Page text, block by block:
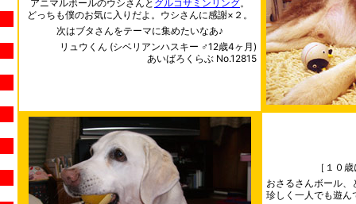
アニマルボールのウシさんと グルコサミンリング。
どっちも僕のお気に入りだよ。ウシさんに感謝×２。
次はブタさんをテーマに集めたいなあ♪
リュウくん (シベリアンハスキー ♂12歳4ヶ月)
あいばろくらぶ No.12815
［１０
おさるさんボール
珍しく一人でも遊ん